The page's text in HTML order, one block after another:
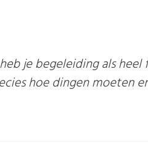
je begeleiding als heel
hoe dingen moeten